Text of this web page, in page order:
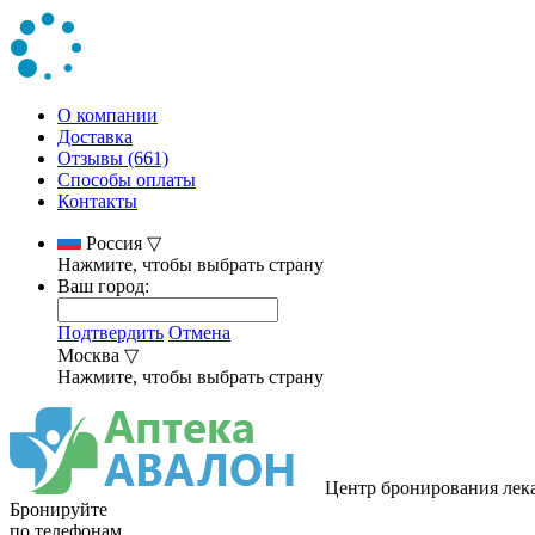
О компании
Доставка
Отзывы (661)
Способы оплаты
Контакты
Россия ▽
Нажмите, чтобы выбрать страну
Ваш город:
Подтвердить Отмена
Москва ▽
Нажмите, чтобы выбрать страну
Центр бронирования
Бронируйте
по телефонам